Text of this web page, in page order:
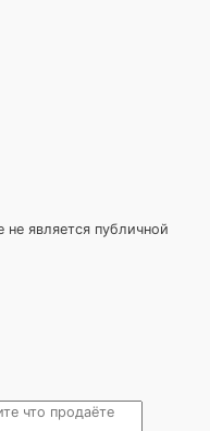
является публичной